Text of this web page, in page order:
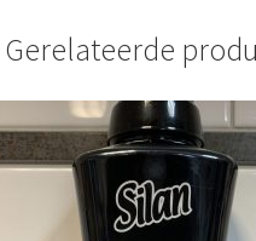
Gerelateerde